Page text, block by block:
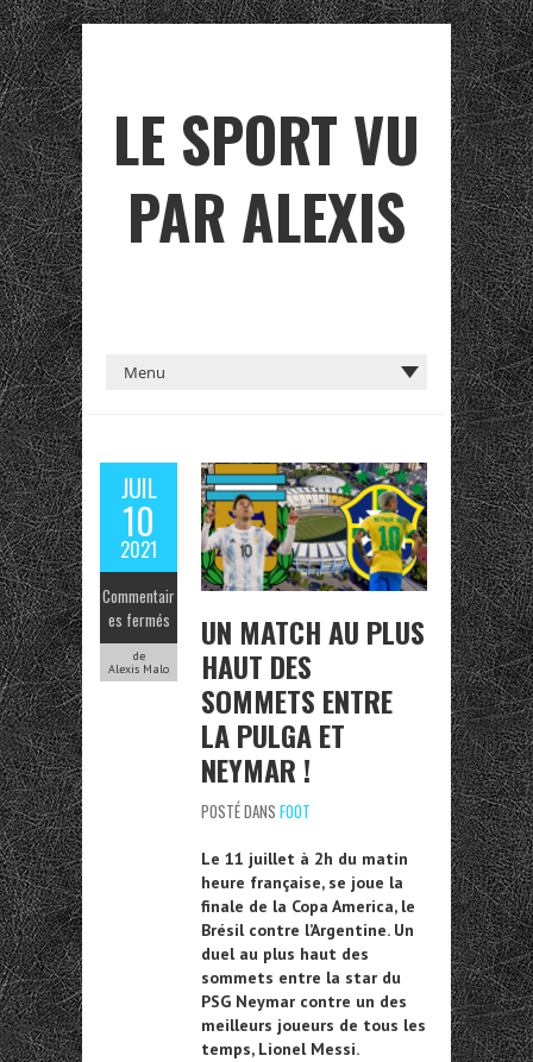
LE SPORT VU
PAR ALEXIS
JUIL
10
2021
Commentair
es fermés
de
Alexis Malo
UN MATCH AU PLUS
HAUT DES
SOMMETS ENTRE
LA PULGA ET
NEYMAR !
POSTÉ DANS FOOT
Le 11 juillet à 2h du matin
heure française, se joue la
finale de la Copa America, le
Brésil contre l’Argentine. Un
duel au plus haut des
sommets entre la star du
PSG Neymar contre un des
meilleurs joueurs de tous les
temps, Lionel Messi.